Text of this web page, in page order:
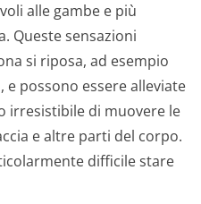
alle gambe e più
Queste sensazioni
si riposa, ad esempio
possono essere alleviate
irresistibile di muovere le
e altre parti del corpo.
difficile stare